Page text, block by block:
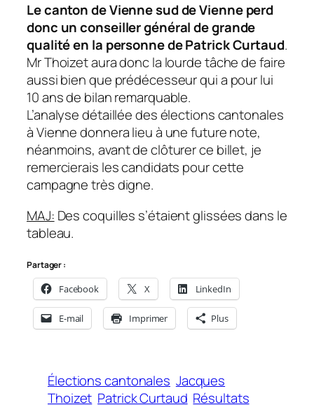
Le canton de Vienne sud de Vienne perd
donc un conseiller général de grande
qualité en la personne de Patrick Curtaud.
Mr Thoizet aura donc la lourde tâche de faire
aussi bien que prédécesseur qui a pour lui
10 ans de bilan remarquable.
L’analyse détaillée des élections cantonales
à Vienne donnera lieu à une future note,
néanmoins, avant de clôturer ce billet, je
remercierais les candidats pour cette
campagne très digne.
MAJ: Des coquilles s’étaient glissées dans le
tableau.
Partager :
Facebook X LinkedIn
E-mail Imprimer Plus
Élections cantonales Jacques
Thoizet Patrick Curtaud Résultats